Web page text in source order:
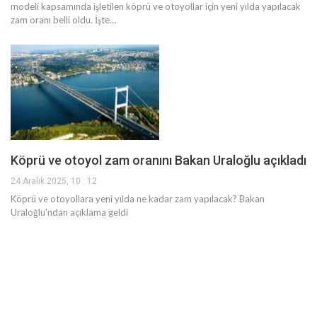
modeli kapsamında işletilen köprü ve otoyollar için yeni yılda yapılacak
zam oranı belli oldu. İşte…
Köprü ve otoyol zam oranını Bakan Uraloğlu açıkladı
24 Aralık 2025, 10 : 12
Köprü ve otoyollara yeni yılda ne kadar zam yapılacak? Bakan
Uraloğlu'ndan açıklama geldi